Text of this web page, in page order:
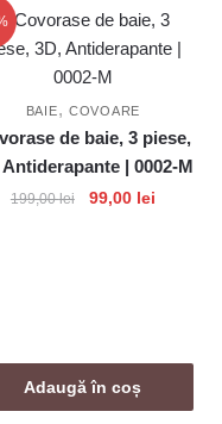
BAIE, COVOARE
de baie, 3 piese,
Antiderapante | 0002-M
199,00lei
Prețul
99,00 leiPrețul
Adaugă în coș